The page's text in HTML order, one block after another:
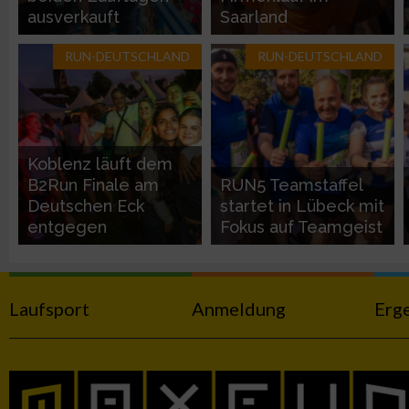
ausverkauft
Saarland
RUN-DEUTSCHLAND
Koblenz läuft dem
B2Run Finale am
Deutschen Eck
entgegen
RUN-DEUTSCHLAND
RUN5 Teamstaffel
startet in Lübeck mit
Fokus auf Teamgeist
Laufsport Anmeldung
Funktional
Werbung